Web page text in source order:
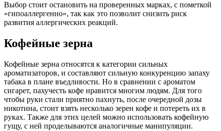
Выбор стоит остановить на проверенных марках, с пометкой
«гипоаллергенно», так как это позволит снизить риск
развития аллергических реакций.
Кофейные зерна
Кофейные зерна относятся к категории сильных
ароматизаторов, и составляют сильную конкуренцию запаху
табака в плане въедливости. Но в сравнении с ароматом
сигарет, пахучесть кофе нравится многим людям. Для того
чтобы руки стали приятно пахнуть, после очередной дозы
никотина, стоит взять несколько зерен кофе и потереть их в
руках. Также для этих целей можно использовать кофейную
гущу, с ней проделываются аналогичные манипуляции.